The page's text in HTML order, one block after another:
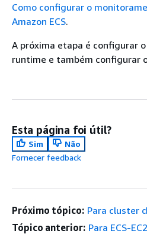
Como configurar o
Amazon ECS.
A próxima etapa é configurar
runtime e também configurar
Esta página foi útil?
Sim
Não
Fornecer feedback
Próximo tópico: Para cluster
Tópico anterior: Para ECS-